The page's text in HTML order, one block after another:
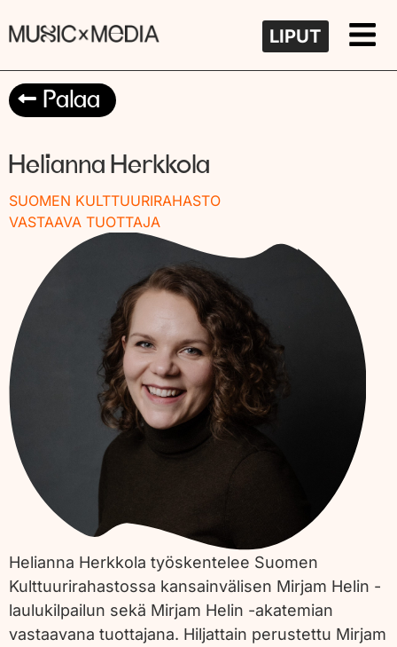
LIPUT
Palaa
Helianna Herkkola
SUOMEN KULTTUURIRAHASTO
VASTAAVA TUOTTAJA
Helianna Herkkola työskentelee Suomen
Kulttuurirahastossa kansainvälisen Mirjam Helin -
laulukilpailun sekä Mirjam Helin -akatemian
vastaavana tuottajana. Hiljattain perustettu Mirjam